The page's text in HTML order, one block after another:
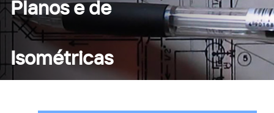
Planos e de
Isométricas